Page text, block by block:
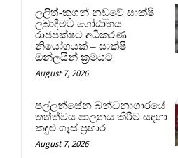
ලලිත්-කූගන් නඩුවේ සාක්ෂි
ලබාදීමට ගෝඨාභය
රාජපක්ෂට අධිකරණ
නියෝගයක් – සාක්ෂි
ඔන්ලයින් ක්‍රමයට
August 7, 2026
පල්ලන්සේන බන්ධනාගාරයේ
තත්ත්වය පාලනය කිරීම සඳහා
කඳුළු ගෑස් ප්‍රහාර
August 7, 2026